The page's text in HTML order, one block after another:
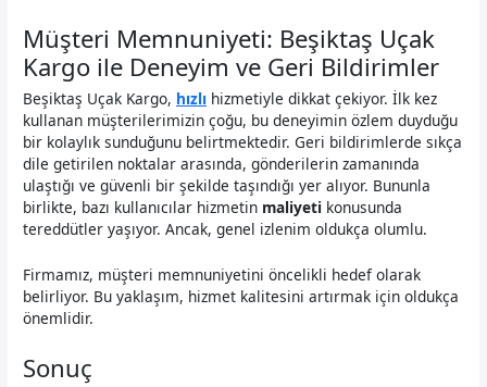
Müşteri Memnuniyeti: Beşiktaş Uçak
Kargo ile Deneyim ve Geri Bildirimler
Beşiktaş Uçak Kargo, hızlı hizmetiyle dikkat çekiyor. İlk kez
kullanan müşterilerimizin çoğu, bu deneyimin özlem duyduğu
bir kolaylık sunduğunu belirtmektedir. Geri bildirimlerde sıkça
dile getirilen noktalar arasında, gönderilerin zamanında
ulaştığı ve güvenli bir şekilde taşındığı yer alıyor. Bununla
birlikte, bazı kullanıcılar hizmetin maliyeti konusunda
tereddütler yaşıyor. Ancak, genel izlenim oldukça olumlu.
Firmamız, müşteri memnuniyetini öncelikli hedef olarak
belirliyor. Bu yaklaşım, hizmet kalitesini artırmak için oldukça
önemlidir.
Sonuç